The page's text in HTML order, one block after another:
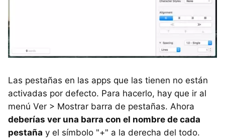
Las pestañas en las apps que las tienen no están
activadas por defecto. Para hacerlo, hay que ir al
menú Ver > Mostrar barra de pestañas. Ahora
deberías ver una barra con el nombre de cada
pestaña y el símbolo "+" a la derecha del todo.